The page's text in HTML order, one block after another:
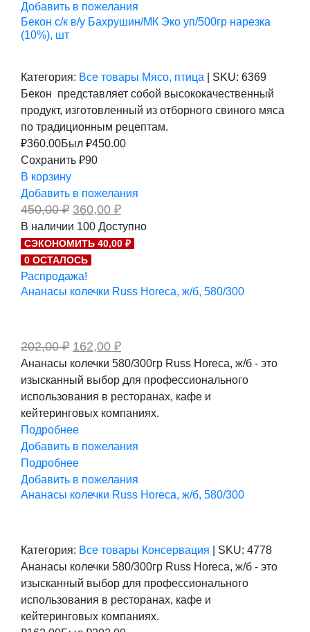
Добавить в пожелания
Бекон с/к в/у Бахрушин/МК Эко уп/500гр нарезка
(10%), шт
Категория: Все товары Мясо, птица SKU: 6369
Бекон представляет собой высококачественный
продукт, изготовленный из отборного свиного мяса
по традиционным рецептам.
₽360.00Был ₽450.00
Сохранить ₽90
В корзину
Добавить в пожелания
450,00₽ Первоначальная
цена
составляла
450,00 ₽.
360,00 ₽Текущая
360,00 ₽.
В наличии 100 Доступно
СЭКОНОМИТЬ 40,00 ₽
0 ОСТАЛОСЬ
Распродажа!
Ананасы колечки Russ Horeca, ж/б, 580/300
202,00₽ Первоначальная
составляла
202,00 ₽.
162,00 ₽Текущая
цена:
162,00 ₽.
Ананасы колечки 580/300гр Russ Horeca, ж/б - это
изысканный выбор для профессионального
использования в ресторанах, кафе и
кейтеринговых компаниях.
Подробнее
Добавить в пожелания
Подробнее
Добавить в пожелания
Ананасы колечки Russ Horeca, ж/б, 580/300
Категория: Все товары Консервация SKU: 4778
Ананасы колечки 580/300гр Russ Horeca, ж/б - это
изысканный выбор для профессионального
использования в ресторанах, кафе и
кейтеринговых компаниях.